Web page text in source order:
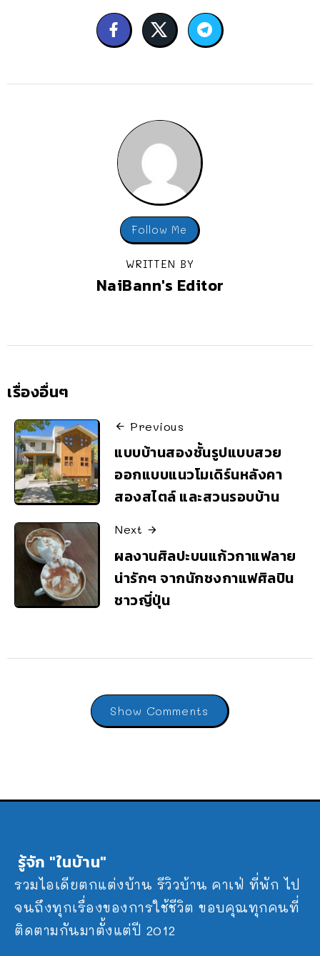
Follow Me
WRITTEN BY
NaiBann's Editor
เรื่องอื่นๆ
Previous
แบบบ้านสองชั้นรูปแบบสวย
ออกแบบแนวโมเดิร์นหลังคา
สองสไตล์ และสวนรอบบ้าน
Next
ผลงานศิลปะบนแก้วกาแฟลาย
น่ารักๆ จากนักชงกาแฟศิลปิน
ชาวญี่ปุ่น
Show Comments
รู้จัก "ในบ้าน"
รวมไอเดียตกแต่งบ้าน รีวิวบ้าน คาเฟ่ ที่พัก ไป
จนถึงทุกเรื่องของการใช้ชีวิต ขอบคุณทุกคนที่
ติดตามกันมาตั้งแต่ปี 2012